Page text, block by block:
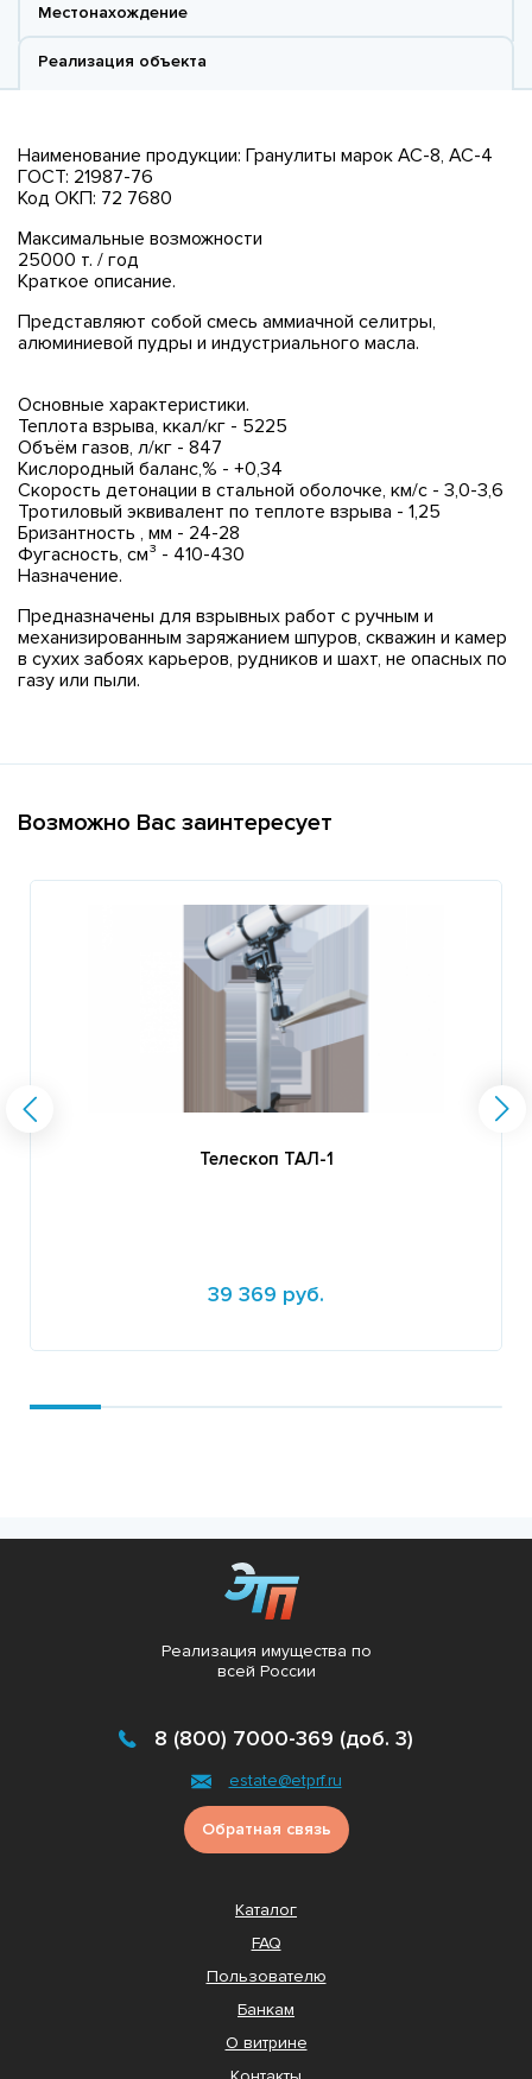
Местонахождение
Реализация объекта
Наименование продукции: Гранулиты марок АС-8, АС-4
ГОСТ: 21987-76
Код ОКП: 72 7680
Максимальные возможности
25000 т. / год
Краткое описание.
Представляют собой смесь аммиачной селитры,
алюминиевой пудры и индустриального масла.
Основные характеристики.
Теплота взрыва, ккал/кг - 5225
Объём газов, л/кг - 847
Кислородный баланс,% - +0,34
Скорость детонации в стальной оболочке, км/с - 3,0-3,6
Тротиловый эквивалент по теплоте взрыва - 1,25
Бризантность , мм - 24-28
Фугасность, см³ - 410-430
Назначение.
Предназначены для взрывных работ с ручным и
механизированным заряжанием шпуров, скважин и камер
в сухих забоях карьеров, рудников и шахт, не опасных по
газу или пыли.
Возможно Вас заинтересует
Телескоп ТАЛ-1
39 369 руб.
Реализация имущества по
всей России
8 (800) 7000-369 (доб. 3)
estate@etprf.ru
Обратная связь
Каталог
FAQ
Пользователю
Банкам
О витрине